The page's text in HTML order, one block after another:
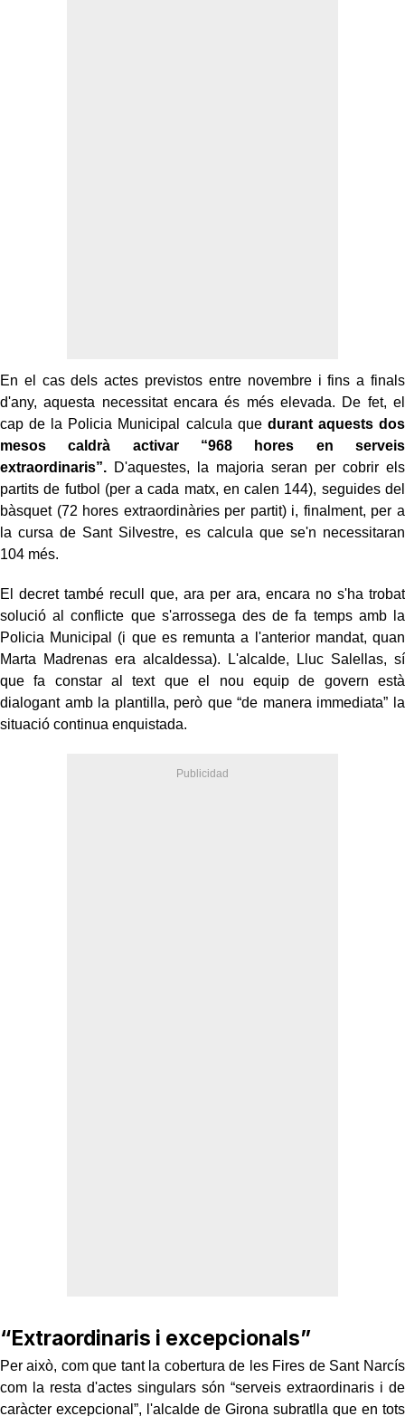
En el cas dels actes previstos entre novembre i fins a finals
d'any, aquesta necessitat encara és més elevada. De fet, el
cap de la Policia Municipal calcula que durant aquests dos
mesos caldrà activar “968 hores en serveis
extraordinaris”. D'aquestes, la majoria seran per cobrir els
partits de futbol (per a cada matx, en calen 144), seguides del
bàsquet (72 hores extraordinàries per partit) i, finalment, per a
la cursa de Sant Silvestre, es calcula que se'n necessitaran
104 més.
El decret també recull que, ara per ara, encara no s'ha trobat
solució al conflicte que s'arrossega des de fa temps amb la
Policia Municipal (i que es remunta a l'anterior mandat, quan
Marta Madrenas era alcaldessa). L'alcalde, Lluc Salellas, sí
que fa constar al text que el nou equip de govern està
dialogant amb la plantilla, però que “de manera immediata” la
situació continua enquistada.
“Extraordinaris i excepcionals”
Per això, com que tant la cobertura de les Fires de Sant Narcís
com la resta d'actes singulars són “serveis extraordinaris i de
caràcter excepcional”, l'alcalde de Girona subratlla que en tots